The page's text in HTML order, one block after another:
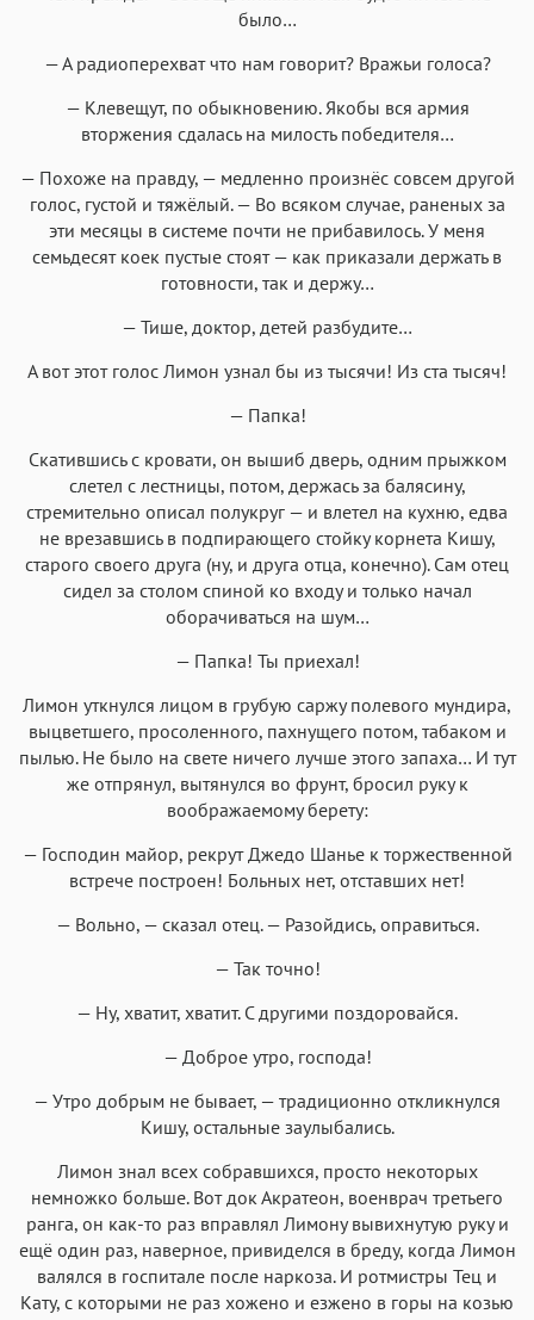
было…
— А радиоперехват что нам говорит? Вражьи голоса?
— Клевещут, по обыкновению. Якобы вся армия
вторжения сдалась на милость победителя…
— Похоже на правду, — медленно произнёс совсем другой
голос, густой и тяжёлый. — Во всяком случае, раненых за
эти месяцы в системе почти не прибавилось. У меня
семьдесят коек пустые стоят — как приказали держать в
готовности, так и держу…
— Тише, доктор, детей разбудите…
А вот этот голос Лимон узнал бы из тысячи! Из ста тысяч!
— Папка!
Скатившись с кровати, он вышиб дверь, одним прыжком
слетел с лестницы, потом, держась за балясину,
стремительно описал полукруг — и влетел на кухню, едва
не врезавшись в подпирающего стойку корнета Кишу,
старого своего друга (ну, и друга отца, конечно). Сам отец
сидел за столом спиной ко входу и только начал
оборачиваться на шум…
— Папка! Ты приехал!
Лимон уткнулся лицом в грубую саржу полевого мундира,
выцветшего, просоленного, пахнущего потом, табаком и
пылью. Не было на свете ничего лучше этого запаха… И тут
же отпрянул, вытянулся во фрунт, бросил руку к
воображаемому берету:
— Господин майор, рекрут Джедо Шанье к торжественной
встрече построен! Больных нет, отставших нет!
— Вольно, — сказал отец. — Разойдись, оправиться.
— Так точно!
— Ну, хватит, хватит. С другими поздоровайся.
— Доброе утро, господа!
— Утро добрым не бывает, — традиционно откликнулся
Кишу, остальные заулыбались.
Лимон знал всех собравшихся, просто некоторых
немножко больше. Вот док Акратеон, военврач третьего
ранга, он как-то раз вправлял Лимону вывихнутую руку и
ещё один раз, наверное, привиделся в бреду, когда Лимон
валялся в госпитале после наркоза. И ротмистры Тец и
Кату, с которыми не раз хожено и езжено в горы на козью